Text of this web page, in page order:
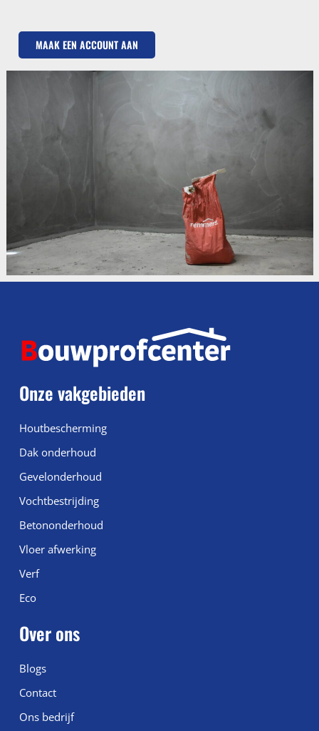
MAAK EEN ACCOUNT AAN
Onze vakgebieden
Houtbescherming
Dak onderhoud
Gevelonderhoud
Vochtbestrijding
Betononderhoud
Vloer afwerking
Verf
Eco
Over ons
Blogs
Contact
Ons bedrijf